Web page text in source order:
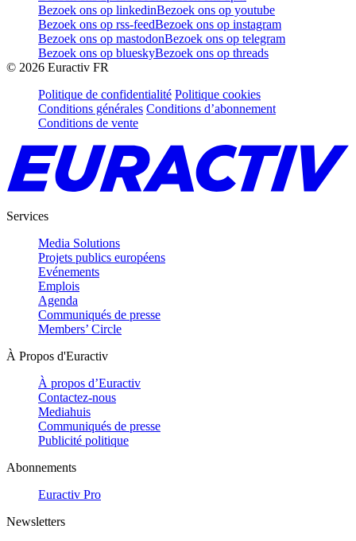
Bezoek ons op linkedinBezoek ons op youtube
Bezoek ons op rss-feedBezoek ons op instagram
Bezoek ons op mastodonBezoek ons op telegram
Bezoek ons op blueskyBezoek ons op threads
© 2026 Euractiv FR
Politique de confidentialité Politique cookies
Conditions générales Conditions d’abonnement
Conditions de vente
Services
Media Solutions
Projets publics européens
Evénements
Emplois
Agenda
Communiqués de presse
Members’ Circle
À Propos d'Euractiv
À propos d’Euractiv
Contactez-nous
Mediahuis
Communiqués de presse
Publicité politique
Abonnements
Euractiv Pro
Newsletters